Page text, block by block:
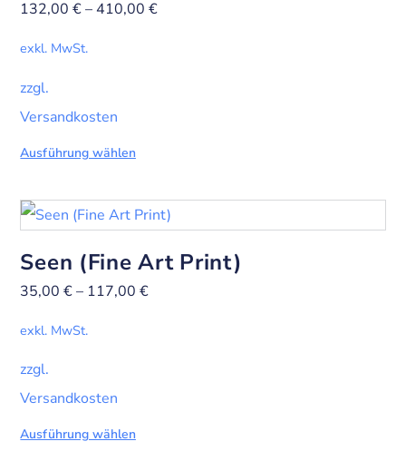
132,00€– 410,00€
exkl. MwSt.
zzgl.
Versandkosten
Ausführung wählen
Seen (Fine Art Print)
35,00€– 117,00€
exkl. MwSt.
zzgl.
Versandkosten
Ausführung wählen